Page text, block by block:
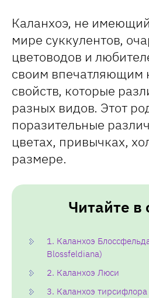
Каланхоэ, не
мире суккулентов,
цветоводов и
своим впечатляющим
свойств, которые
разных видов. Этот
поразительные
цветах, привычках,
размере.
Читайте в
1. Каланхоэ
Blossfeldiana)
2. Каланхоэ Люси
3. Каланхоэ тирсифлора